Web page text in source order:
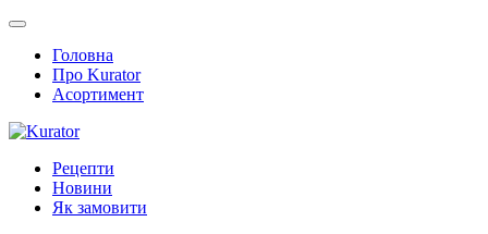
Головна
Про Kurator
Асортимент
Рецепти
Новини
Як замовити